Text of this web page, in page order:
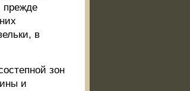
прежде
в
зон
и